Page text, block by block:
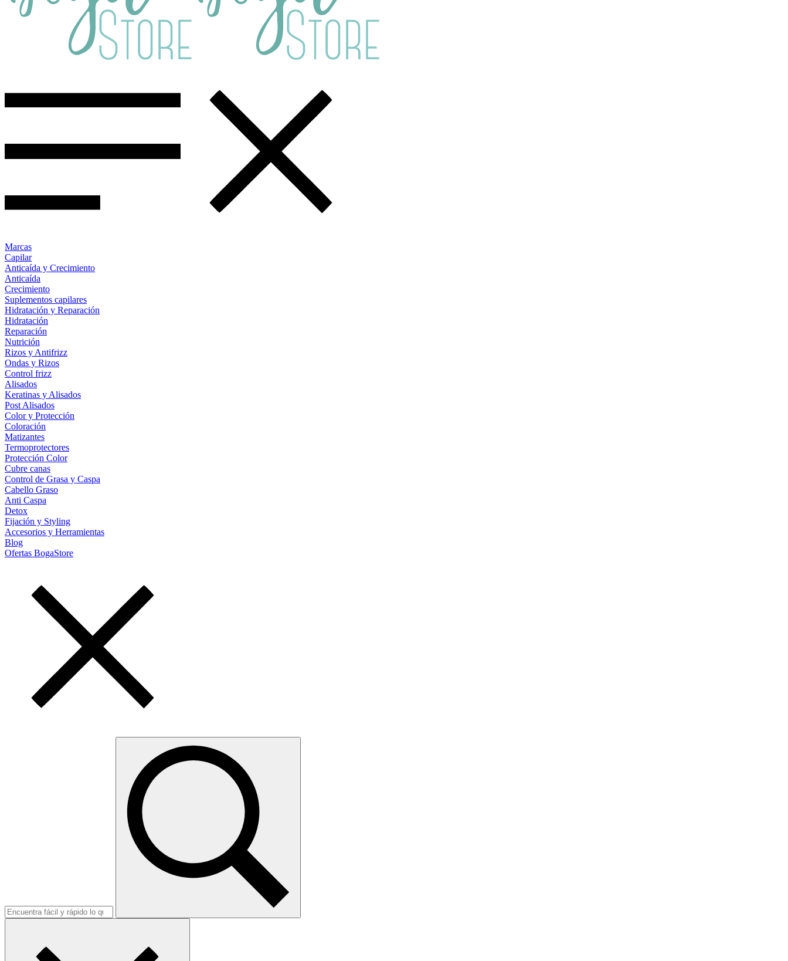
Marcas
Capilar
Anticaída y Crecimiento
Anticaída
Crecimiento
Suplementos capilares
Hidratación y Reparación
Hidratación
Reparación
Nutrición
Rizos y Antifrizz
Ondas y Rizos
Control frizz
Alisados
Keratinas y Alisados
Post Alisados
Color y Protección
Coloración
Matizantes
Termoprotectores
Protección Color
Cubre canas
Control de Grasa y Caspa
Cabello Graso
Anti Caspa
Detox
Fijación y Styling
Accesorios y Herramientas
Blog
Ofertas BogaStore